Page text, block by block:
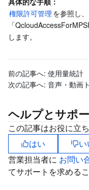
NAT Gateway
Flow Logs
Bandwidth Package
VPN Connections
Private Link
Video Moderation
Risk Control Engine
Cloud Workload
Cloud Security
Firewall Manager
Security Token
Domains
Private DNS
DNSPod
Cloud DNS
エンタープライズア
Tencent eSign
Tencent LearnShare
Tencent Cloud
ビッグデータ
Elasticsearch
Stream Compute
Data Lake Compute
Face Recognition
Text To Speech
Automatic Speech
AI アプリケーション
Tencent Cloud AI
eKYC
AI プラットホーム製品
Tencent Cloud TI-
テンセントのビッグ
権限許可管理 を参照し
「
します。
前の記事へ: 使用量統計
次の記事へ: 音声・動画
ヘルプとサポ
この記事はお役に立
はい
い
営業担当者に お問い
てサポートを求める